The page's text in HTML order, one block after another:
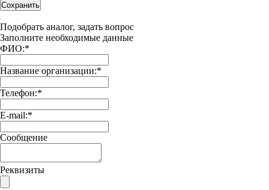
Сохранить
Подобрать аналог, задать вопрос
Заполните необходимые данные
ФИО:*
Название организации:*
Телефон:*
E-mail:*
Сообщение
Реквизиты